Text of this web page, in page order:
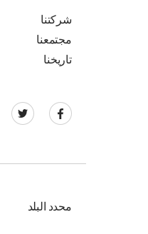
شركتنا
مجتمعنا
تاريخنا
محدد البلد